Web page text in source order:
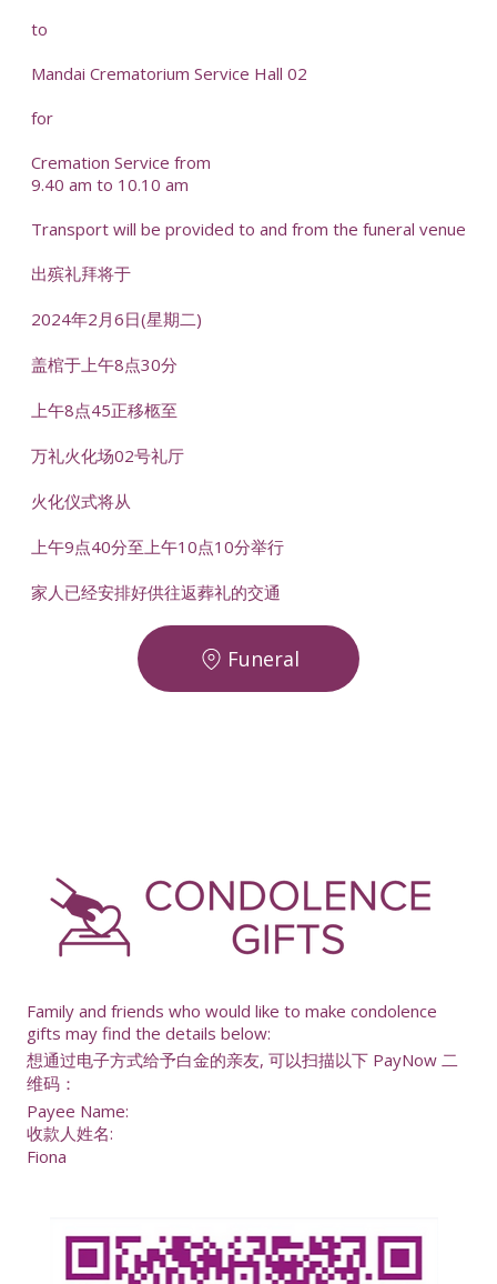
to
Mandai Crematorium Service Hall 02
for
Cremation Service from
9.40 am to 10.10 am
Transport will be provided to and from the funeral venue
出殡礼拜将于
2024年2月6日(星期二)
盖棺于上午8点30分
上午8点45正移柩至
万礼火化场02号礼厅
火化仪式将从
上午9点40分至上午10点10分举行
家人已经安排好供往返葬礼的交通
Funeral
Family and friends who would like to make condolence
gifts may find the details below:
想通过电子方式给予白金的亲友, 可以扫描以下 PayNow 二
维码：
Payee Name:
收款人姓名:
Fiona